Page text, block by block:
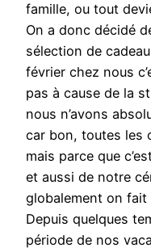
famille, ou tout
On a donc décidé
sélection de
février chez nous
pas à cause de la
nous n’avons
car bon, toutes les
mais parce que
et aussi de notre
globalement on
Depuis quelques
période de nos